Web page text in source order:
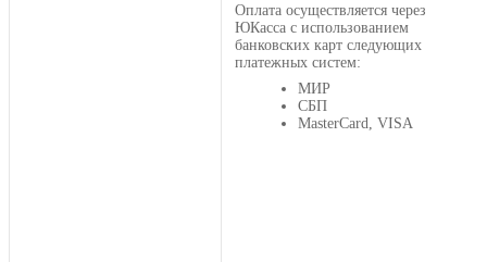
Оплата осуществляется через
ЮКасса с использованием
банковских карт следующих
платежных систем:
МИР
СБП
MasterCard, VISA